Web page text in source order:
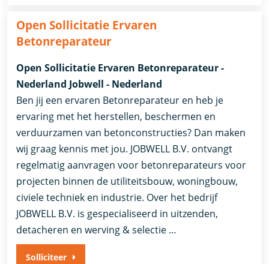
Open Sollicitatie Ervaren
Betonreparateur
Open Sollicitatie Ervaren Betonreparateur -
Nederland Jobwell - Nederland
Ben jij een ervaren Betonreparateur en heb je
ervaring met het herstellen, beschermen en
verduurzamen van betonconstructies? Dan maken
wij graag kennis met jou. JOBWELL B.V. ontvangt
regelmatig aanvragen voor betonreparateurs voor
projecten binnen de utiliteitsbouw, woningbouw,
civiele techniek en industrie. Over het bedrijf
JOBWELL B.V. is gespecialiseerd in uitzenden,
detacheren en werving & selectie …
Solliciteer